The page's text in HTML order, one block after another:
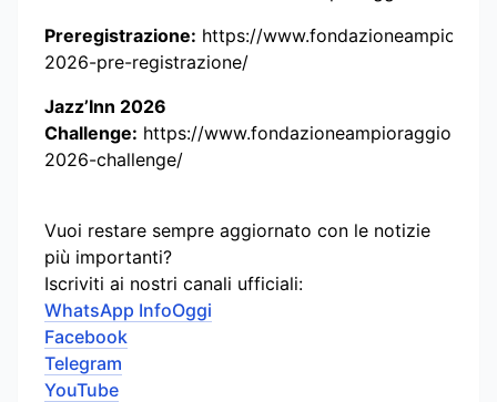
Preregistrazione: https://
2026-pre-registrazione/
Jazz’Inn 2026
Challenge: https://www.fondazioneampioraggio.it/
2026-challenge/
Vuoi restare sempre aggiornato con le notizie
più importanti?
Iscriviti ai nostri canali ufficiali:
WhatsApp InfoOggi
Facebook
Telegram
YouTube